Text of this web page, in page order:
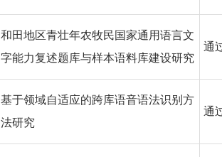
和田地区青壮年农牧民国家通用语言文
字能力复述题库与样本语料库建设研究
通
基于领域自适应的跨库语音语法识别方
法研究
通